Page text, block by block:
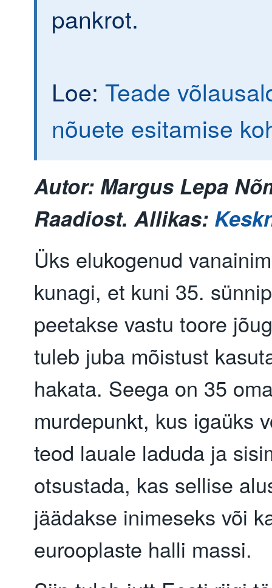
pankrot.
Loe: Teade
nõuete esitamise
Autor: Margus Lepa
Raadiost. Allikas:
Üks elukogenud
kunagi, et kuni 35.
peetakse vastu toore
tuleb juba mõistust
hakata. Seega on 35
murdepunkt, kus igaüks
teod lauale laduda ja
otsustada, kas sellise
jäädakse inimeseks või
eurooplaste halli massi.